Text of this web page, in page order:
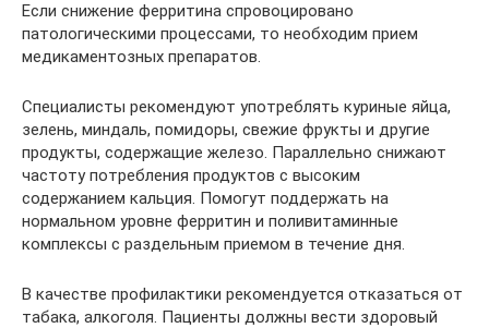
Если снижение ферритина спровоцировано
патологическими процессами, то необходим прием
медикаментозных препаратов.
Специалисты рекомендуют употреблять куриные яйца,
зелень, миндаль, помидоры, свежие фрукты и другие
продукты, содержащие железо. Параллельно снижают
частоту потребления продуктов с высоким
содержанием кальция. Помогут поддержать на
нормальном уровне ферритин и поливитаминные
комплексы с раздельным приемом в течение дня.
В качестве профилактики рекомендуется отказаться от
табака, алкоголя. Пациенты должны вести здоровый